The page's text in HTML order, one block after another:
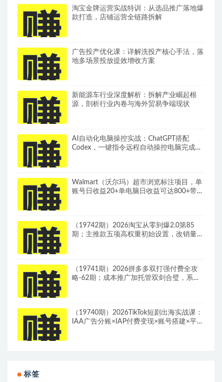
淘宝金牌运营实战特训：从选品推广落地爆
款打造，店铺运营全链路拆解
广告投产优化课：详解洗投产核心手法，落
地多场景投放提效增收方案
新能源车行业深度解析：拆解产业崛起根
源，剖析行业内卷与海外贸易争端现状
AI自动化电脑操控实战：ChatGPT搭配
Codex，一键指令远程自动操控电脑完成工
Walmart（沃尔玛）超市浏览标注项目，单
账号日收益20+单电脑日收益可达800+带分
（19742期）2026淘宝从零到爆2.0第85
期；主推款五项高权重初始设置，改销量评
（19741期）2026拼多多双打强付费全攻
略-62期；成本推广加托管双剑合璧，系统
（19740期）2026TikTok短剧出海实战课：
IAA广告分账×IAP付费变现×账号搭建×平台
标签